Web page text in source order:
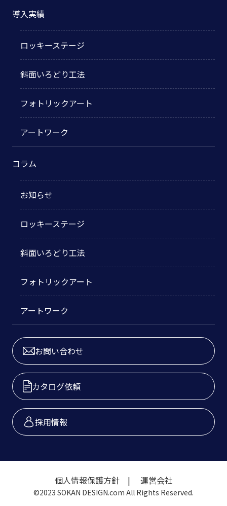
導入実績
ロッキーステージ
斜面いろどり工法
フォトリックアート
アートワーク
コラム
お知らせ
ロッキーステージ
斜面いろどり工法
フォトリックアート
アートワーク
お問い合わせ
カタログ依頼
採用情報
©2023 SOKAN DESIGN.com All Rights Reserved.
個人情報保護方針 運営会社